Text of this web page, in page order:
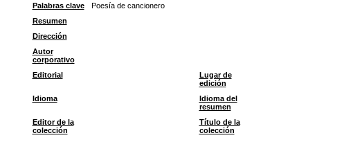
Palabras clave
Poesía de cancionero
Resumen
Dirección
Autor
corporativo
Editorial
Lugar de
edición
Idioma
Idioma del
resumen
Editor de la
colección
Título de la
colección